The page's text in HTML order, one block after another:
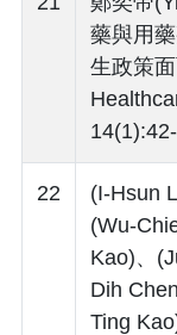
藥與用
生政策
22
(I-Hsun
(Wu-
Kao)、
Dih
Ting